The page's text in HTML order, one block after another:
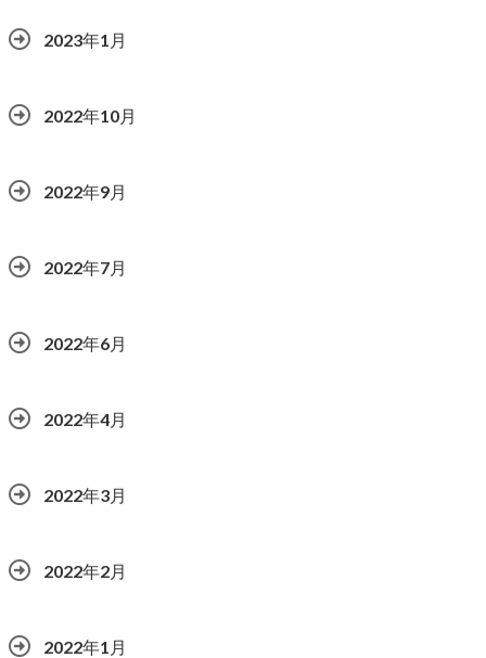
2023年1月
2022年10月
2022年9月
2022年7月
2022年6月
2022年4月
2022年3月
2022年2月
2022年1月